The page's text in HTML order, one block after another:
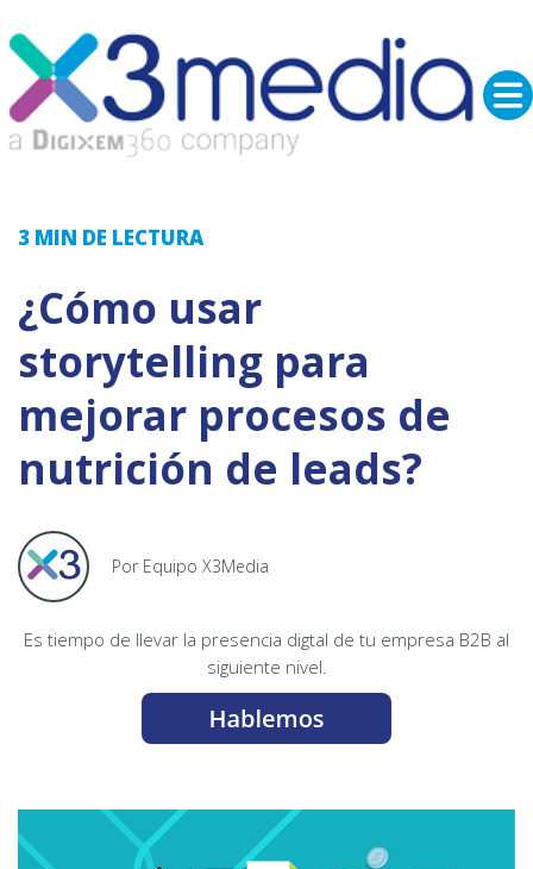
3 MIN DE LECTURA
¿Cómo usar
storytelling para
mejorar procesos de
nutrición de leads?
Por Equipo X3Media
Es tiempo de llevar la presencia digtal de tu empresa B2B al
siguiente nivel.